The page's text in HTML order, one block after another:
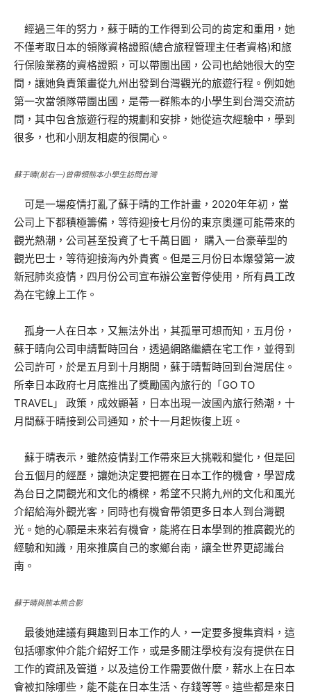
經過三年的努力，蘇于晴的工作得到公司的肯定和重用，她
不僅考取日本的領隊資格證照(總合旅程管理主任者資格)和旅
行保險業務的資格證照，可以帶團出國，公司也給她很大的空
間，讓她負責策畫從九州出發到台灣觀光的旅遊行程。例如她
第一次當領隊帶團出國，是帶一群熊本的小學生到台灣交流訪
問，其中包含旅遊行程的規劃和安排，她從這次經驗中，學到
很多，也和小朋友相處的很開心。
蘇于晴(前右一)曾帶領熊本小學生訪問台灣
可是一場疫情打亂了蘇于晴的工作計畫，2020年年初，當
公司上下都積極籌備，等待迎接七月份的東京奧運可能帶來的
觀光熱潮，公司甚至投資了七千萬日圓， 購入一台豪華型的
觀光巴士，等待迎接海內外貴賓。但是三月份日本爆發第一波
新冠肺炎疫情，四月份公司宣布辦公室暫停使用，所有員工改
為在宅線上工作。
孤身一人在日本，又無法外出，其孤單可想而知，五月份，
蘇于晴向公司申請暫時回台，透過網路繼續在宅工作，並得到
公司許可，於是五月到十月期間，蘇于晴暫時回到台灣居住。
所幸日本政府七月底推出了獎勵國內旅行的「GO TO
TRAVEL」 政策，成效顯著，日本出現一波國內旅行熱潮，十
月間蘇于晴接到公司通知，於十一月起恢復上班。
蘇于晴表示，雖然疫情對工作帶來巨大挑戰和變化，但是回
台五個月的經歷，讓她決定要把握在日本工作的機會，學習成
為台日之間觀光和文化的橋樑，希望不只將九州的文化和風光
介紹給海外觀光客，同時也有機會帶領更多日本人到台灣觀
光。她的心願是未來若有機會，能將在日本學到的推廣觀光的
經驗和知識，用來推廣自己的家鄉台南，讓全世界更認識台
南。
蘇于晴與熊本熊合影
最後她建議有興趣到日本工作的人，一定要多搜集資料，這
包括哪家仲介能介紹好工作，或是多關注學校有沒有提供在日
工作的資訊及管道，以及這份工作需要做什麼，薪水上在日本
會被扣除哪些，能不能在日本生活、存錢等等。這些都是來日